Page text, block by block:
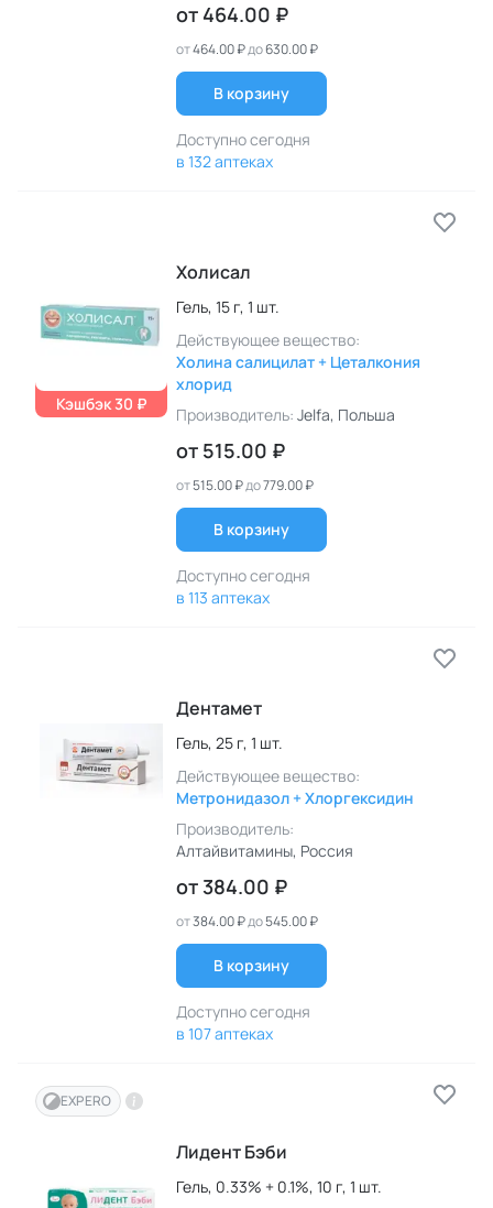
от 464.00 ₽
от464.00 ₽до630.00 ₽
В корзину
Доступно сегодня
в 132 аптеках
Кэшбэк 30 ₽
Холисал
Гель, 15 г, 1 шт.
Действующее вещество:
Холина салицилат + Цеталкония
хлорид
Производитель: Jelfa, Польша
от 515.00 ₽
от515.00 ₽до779.00 ₽
В корзину
Доступно сегодня
в 113 аптеках
Дентамет
Гель, 25 г, 1 шт.
Действующее вещество:
Метронидазол + Хлоргексидин
Производитель:
Алтайвитамины, Россия
от 384.00 ₽
от384.00 ₽до545.00 ₽
В корзину
Доступно сегодня
в 107 аптеках
EXPERO
Лидент Бэби
Гель, 0.33% + 0.1%, 10 г, 1 шт.